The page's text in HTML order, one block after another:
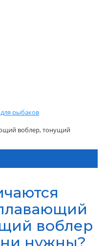
рыбаков
воблер, тонущий
воблер
нужны?